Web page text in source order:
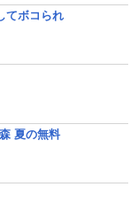
てボコられ
夏の無料